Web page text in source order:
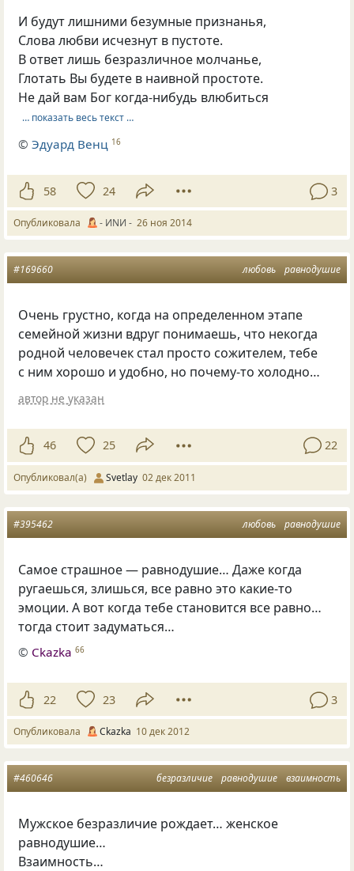
И будут лишними безумные признанья,
Слова любви исчезнут в пустоте.
В ответ лишь безразличное молчанье,
Глотать Вы будете в наивной простоте.
Не дай вам Бог когда-нибудь влюбиться
… показать весь текст …
©Эдуард Венц 16
58 24 3
Опубликовала - ИNИ - 26 ноя 2014
любовь равнодушие
#169660
Очень грустно, когда на определенном этапе
семейной жизни вдруг понимаешь, что некогда
родной человечек стал просто сожителем, тебе
с ним хорошо и удобно, но почему-то холодно…
автор не указан
46 25 22
Опубликовал(а) Svetlay 02 дек 2011
любовь равнодушие
#395462
Самое страшное — равнодушие… Даже когда
ругаешься, злишься, все равно это какие-то
эмоции. А вот когда тебе становится все равно…
тогда стоит задуматься…
© Ckazka 66
22 23 3
Опубликовала Ckazka 10 дек 2012
безразличие равнодушие взаимность
#460646
Мужское безразличие рождает… женское
равнодушие…
Взаимность…